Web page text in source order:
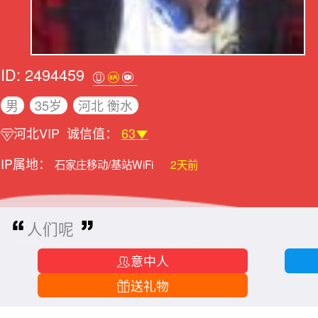
ID: 2494459
男 35岁
河北 衡水
河北VIP 诚信值： 63
IP属地：
石家庄移动/基站WiFi 2天前
人们呢
意中人
送礼物